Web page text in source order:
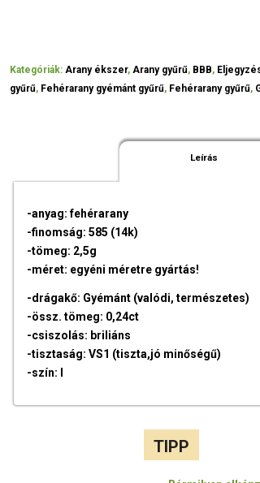
Kategóriák:Arany ékszer,Arany gyűrű, BBB,
gyűrű, Fehérarany gyémánt gyűrű, Fehérarany gyűrű,
Leírás
-anyag: fehérarany
-finomság: 585 (14k)
-tömeg: 2,5g
-méret: egyéni méretre gyártás!
-drágakő: Gyémánt (valódi, természetes)
-össz. tömeg: 0,24ct
-csiszolás: briliáns
-tisztaság: VS1 (tiszta,jó minőségű)
-szín: I
TIPP